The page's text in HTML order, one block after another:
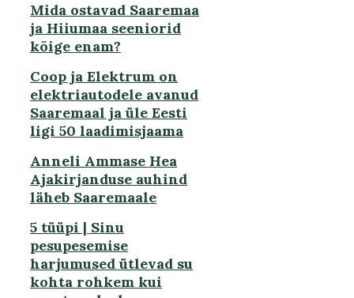
Mida ostavad Saaremaa
ja Hiiumaa seeniorid
kõige enam?
Coop ja Elektrum on
elektriautodele avanud
Saaremaal ja üle Eesti
ligi 50 laadimisjaama
Anneli Ammase Hea
Ajakirjanduse auhind
läheb Saaremaale
5 tüüpi | Sinu
pesupesemise
harjumused ütlevad su
kohta rohkem kui